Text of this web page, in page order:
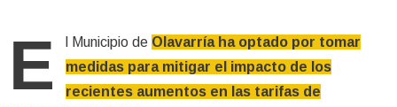
E l Municipio de Olavarría ha optado por tomar
medidas para mitigar el impacto de los
recientes aumentos en las tarifas de